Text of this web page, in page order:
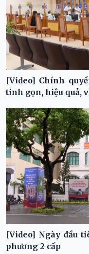
[Video] Chính
tinh gọn, hiệu quả,
[Video] Ngày đầu
phương 2 cấp